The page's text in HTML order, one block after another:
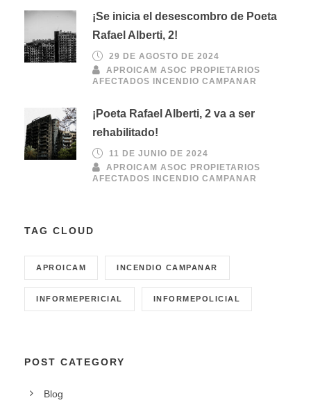
¡Se inicia el desescombro de Poeta
Rafael Alberti, 2!
29 DE AGOSTO DE 2024
APROICAM ASOC PROPIETARIOS
AFECTADOS INCENDIO CAMPANAR
¡Poeta Rafael Alberti, 2 va a ser
rehabilitado!
11 DE JUNIO DE 2024
APROICAM ASOC PROPIETARIOS
AFECTADOS INCENDIO CAMPANAR
TAG CLOUD
APROICAM INCENDIO CAMPANAR
INFORMEPERICIAL INFORMEPOLICIAL
POST CATEGORY
Blog